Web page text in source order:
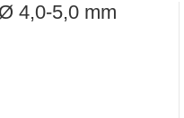
4,0-5,0 mm